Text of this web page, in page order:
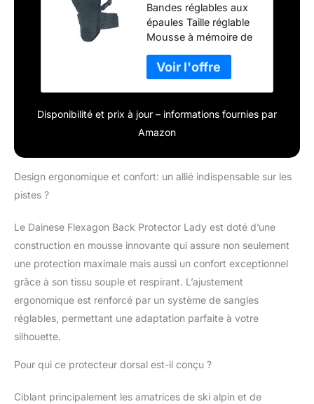
Femme - Noir/Noir
- L
Bandes réglables aux
épaules Taille réglable
Mousse à mémoire de
chocs Filet jersey hole
hautement respirable,
résistant à l'usure
Protection du dos
Disponibilité et prix à jour – informations fournies par
Amazon
Design ergonomique et confort: un allié indispensable sur les
pistes ?
Le Dainese Flexagon Back Protector Lady est doté d’une
construction en mousse innovante qui assure non seulement
une protection maximale mais aussi un confort exceptionnel
grâce à son tissu souple et respirant. L’ajustement
ergonomique est renforcé par un système de sangles
réglables, permettant une adaptation parfaite à votre
silhouette.
Pour qui ce protecteur dorsal est-il conçu ?
Ciblant principalement les amatrices de ski alpin et de